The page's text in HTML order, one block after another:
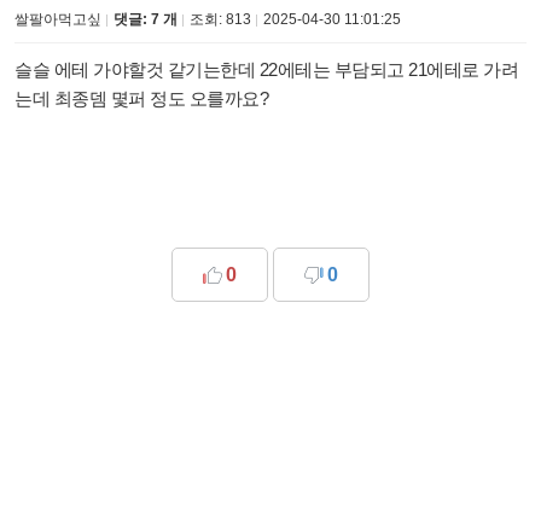
쌀팔아먹고싶 댓글: 7 개 조회: 813 2025-04-30 11:01:25
슬슬 에테 가야할것 같기는한데 22에테는 부담되고 21에테로 가려
는데 최종뎀 몇퍼 정도 오를까요?
0 0